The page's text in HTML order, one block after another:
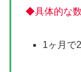
◆具体的な
1ヶ月で